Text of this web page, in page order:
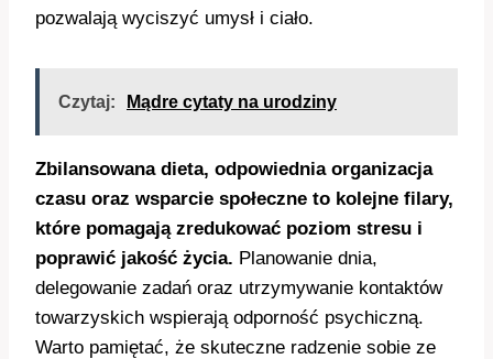
pozwalają wyciszyć umysł i ciało.
Czytaj: Mądre cytaty na urodziny
Zbilansowana dieta, odpowiednia organizacja
czasu oraz wsparcie społeczne to kolejne filary,
które pomagają zredukować poziom stresu i
poprawić jakość życia. Planowanie dnia,
delegowanie zadań oraz utrzymywanie kontaktów
towarzyskich wspierają odporność psychiczną.
Warto pamiętać, że skuteczne radzenie sobie ze